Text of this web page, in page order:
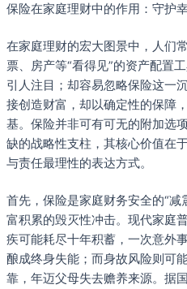
保险在家庭理财中的作用：守护
在家庭理财的宏大图景中，人们
票、房产等“看得见”的资产配
引人注目；却容易忽略保险这一
接创造财富，却以确定性的保障
基。保险并非可有可无的附加选
缺的战略性支柱，其核心价值在
与责任最理性的表达方式。
首先，保险是家庭财务安全的“
富积累的毁灭性冲击。现代家庭
疾可能耗尽十年积蓄，一次意外
酿成终身失能；而身故风险则可
靠，年迈父母失去赡养来源。据